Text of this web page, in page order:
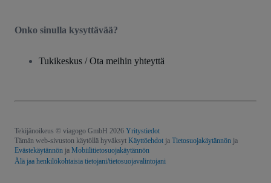
Onko sinulla kysyttävää?
Tukikeskus / Ota meihin yhteyttä
Tekijänoikeus © viagogo GmbH 2026 Yritystiedot
Tämän web-sivuston käytöllä hyväksyt Käyttöehdot ja Tietosuojakäytännön ja
Evästekäytännön ja Mobiilitietosuojakäytännön
Älä jaa henkilökohtaisia tietojani/tietosuojavalintojani